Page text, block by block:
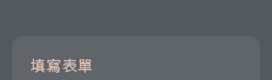
填寫表單